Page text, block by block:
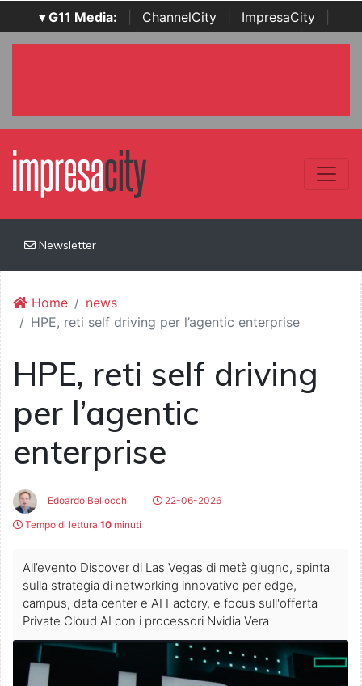
▾ G11 Media: ChannelCity ImpresaCity
SecurityOpenLab | Italian Channel Awards | Italian
Newsletter
Home
news
HPE, reti self driving per l’agentic enterprise
HPE, reti self driving
per l’agentic
enterprise
Edoardo Bellocchi
22-06-2026
Tempo di lettura 10 minuti
All’evento Discover di Las Vegas di metà giugno, spinta
sulla strategia di networking innovativo per edge,
campus, data center e AI Factory, e focus sull'offerta
Private Cloud AI con i processori Nvidia Vera